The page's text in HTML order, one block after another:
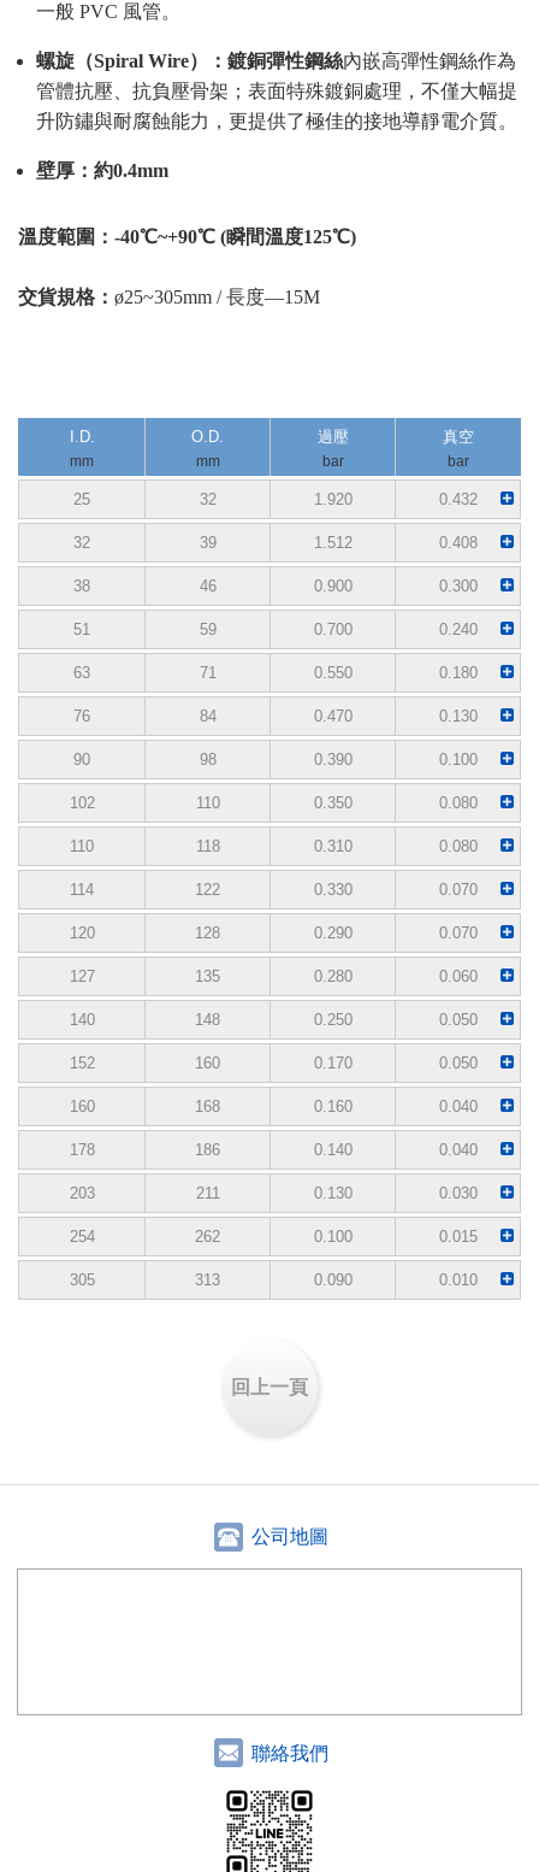
一般 PVC 風管。
螺旋（Spiral Wire）：鍍銅彈性鋼絲內嵌高彈性鋼絲作為
管體抗壓、抗負壓骨架；表面特殊鍍銅處理，不僅大幅提
升防鏽與耐腐蝕能力，更提供了極佳的接地導靜電介質。
壁厚： 約0.4mm
溫度範圍： -40℃~+90℃ (瞬間溫度125℃)
交貨規格： ø25~305mm / 長度—15M
I.D.
mm
O.D.
mm
過壓
bar
真空
bar
25 32 1.920 0.432
32 39 1.512 0.408
38 46 0.900 0.300
51 59 0.700 0.240
63 71 0.550 0.180
76 84 0.470 0.130
90 98 0.390 0.100
102 110 0.350 0.080
110 118 0.310 0.080
114 122 0.330 0.070
120 128 0.290 0.070
127 135 0.280 0.060
140 148 0.250 0.050
152 160 0.170 0.050
160 168 0.160 0.040
178 186 0.140 0.040
203 211 0.130 0.030
254 262 0.100 0.015
305 313 0.090 0.010
回上一頁
公司地圖
聯絡我們